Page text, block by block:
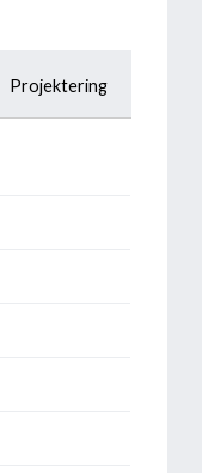
Projektering